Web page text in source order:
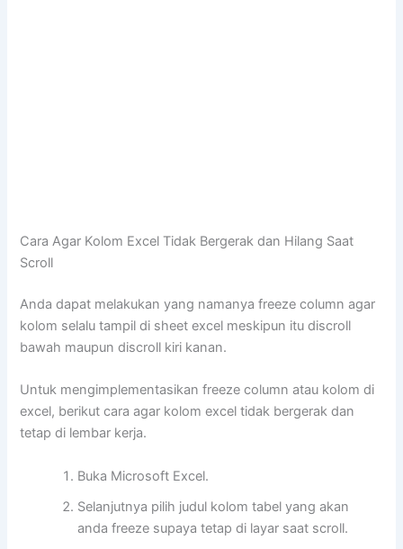
Cara Agar Kolom Excel Tidak Bergerak dan Hilang Saat
Scroll
Anda dapat melakukan yang namanya freeze column agar
kolom selalu tampil di sheet excel meskipun itu discroll
bawah maupun discroll kiri kanan.
Untuk mengimplementasikan freeze column atau kolom di
excel, berikut cara agar kolom excel tidak bergerak dan
tetap di lembar kerja.
Buka Microsoft Excel.
Selanjutnya pilih judul kolom tabel yang akan
anda freeze supaya tetap di layar saat scroll.